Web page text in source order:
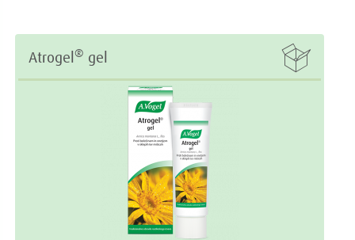

Atrogel® gel